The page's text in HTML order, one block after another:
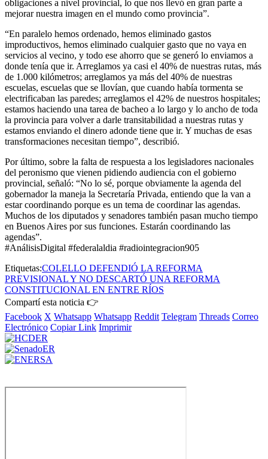
obligaciones a nivel provincial, lo que nos llevó en gran parte a
mejorar nuestra imagen en el mundo como provincia”.
“En paralelo hemos ordenado, hemos eliminado gastos
improductivos, hemos eliminado cualquier gasto que no vaya en
servicios al vecino, y todo ese ahorro que se generó lo enviamos a
donde tenía que ir. Arreglamos ya casi el 40% de nuestras rutas, más
de 1.000 kilómetros; arreglamos ya más del 40% de nuestras
escuelas, escuelas que se llovían, que cuando había tormenta se
electrificaban las paredes; arreglamos el 42% de nuestros hospitales;
estamos haciendo una tarea de bacheo a lo largo y lo ancho de toda
la provincia para volver a darle transitabilidad a nuestras rutas y
estamos enviando el dinero adonde tiene que ir. Y muchas de esas
transformaciones necesitan tiempo”, describió.
Por último, sobre la falta de respuesta a los legisladores nacionales
del peronismo que vienen pidiendo audiencia con el gobierno
provincial, señaló: “No lo sé, porque obviamente la agenda del
gobernador la maneja la Secretaría Privada, entiendo que la van a
estar coordinando porque es un tema de coordinar las agendas.
Muchos de los diputados y senadores también pasan mucho tiempo
en Buenos Aires por sus funciones. Estarán coordinando las
agendas”.
#AnálisisDigital #federalaldia #radiointegracion905
Etiquetas:COLELLO DEFENDIÓ LA REFORMA
PREVISIONAL Y NO DESCARTÓ UNA REFORMA
CONSTITUCIONAL EN ENTRE RÍOS
Compartí esta noticia 👉
Facebook X Whatsapp Whatsapp Reddit Telegram Threads Correo
Electrónico Copiar Link Imprimir